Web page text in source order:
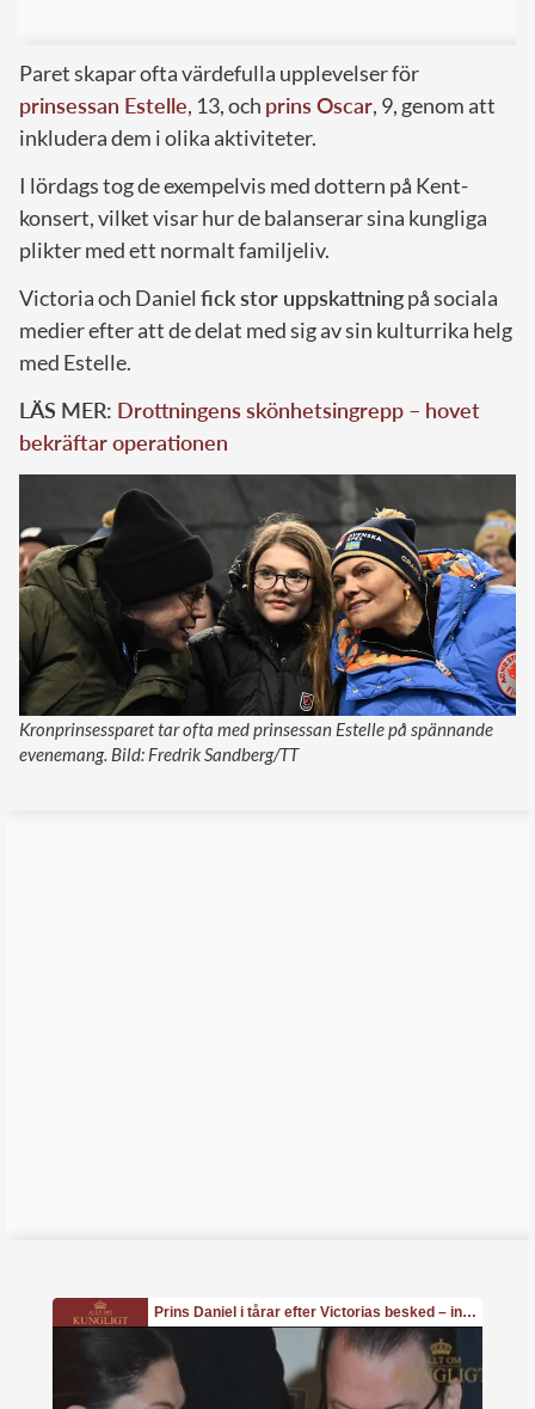
Paret skapar ofta värdefulla upplevelser för
prinsessan Estelle, 13, och prins Oscar, 9, genom att
inkludera dem i olika aktiviteter.
I lördags tog de exempelvis med dottern på Kent-
konsert, vilket visar hur de balanserar sina kungliga
plikter med ett normalt familjeliv.
Victoria och Daniel fick stor uppskattningpå sociala
medier efter att de delat med sig av sin kulturrika helg
med Estelle.
LÄS MER: Drottningens skönhetsingrepp – hovet
bekräftar operationen
Kronprinsessparet tar ofta med prinsessan Estelle på spännande
evenemang. Bild: Fredrik Sandberg/TT